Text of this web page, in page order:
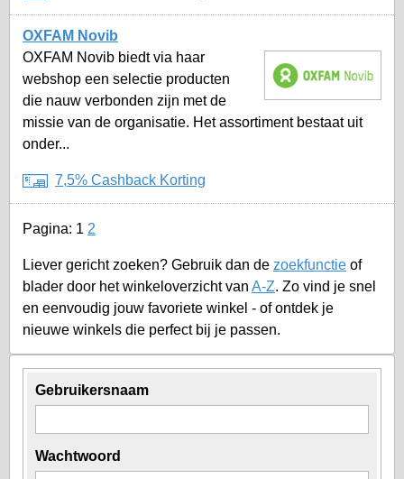
Gebruikersnaam
Wachtwoord
OXFAM Novib
OXFAM Novib biedt via haar
webshop een selectie producten
die nauw verbonden zijn met de
missie van de organisatie. Het assortiment bestaat uit
onder...
7,5% Cashback Korting
Pagina: 1 2
Liever gericht zoeken? Gebruik dan de zoekfunctie of
blader door het winkeloverzicht van A-Z. Zo vind je snel
en eenvoudig jouw favoriete winkel - of ontdek je
nieuwe winkels die perfect bij je passen.